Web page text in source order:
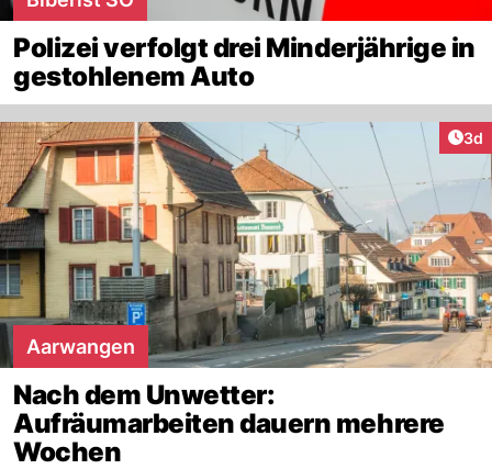
Polizei verfolgt drei Minderjährige in
gestohlenem Auto
3d
Aarwangen
Nach dem Unwetter:
Aufräumarbeiten dauern mehrere
Wochen